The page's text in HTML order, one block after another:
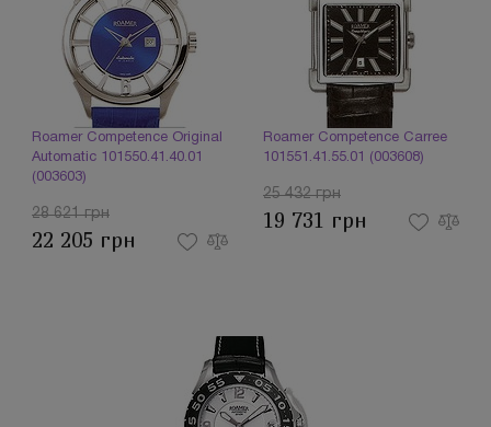
Roamer Competence Original
Automatic 101550.41.40.01
(003603)
28 621 грн
22 205 грн
Roamer Competence Carree
101551.41.55.01 (003608)
25 432 грн
19 731 грн